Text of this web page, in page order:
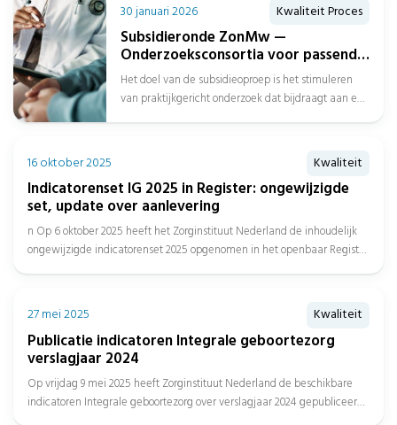
30 januari 2026 Kwaliteit Proces
Subsidieronde ZonMw —
Onderzoeksconsortia voor passend
zorgaanbod over de gehele
zorgketen
Het doel van de subsidieoproep is het stimuleren
van praktijkgericht onderzoek dat bijdraagt aan een
16 oktober 2025 Kwaliteit
Indicatorenset IG 2025 in Register: ongewijzigde
set, update over aanlevering
n Op 6 oktober 2025 heeft het Zorginstituut Nederland de inhoudelijk
ongewijzigde indicatorenset 2025 opgenomen in het openbaar Register
27 mei 2025 Kwaliteit
Publicatie indicatoren Integrale geboortezorg
verslagjaar 2024
Op vrijdag 9 mei 2025 heeft Zorginstituut Nederland de beschikbare
indicatoren Integrale geboortezorg over verslagjaar 2024 gepubliceerd,